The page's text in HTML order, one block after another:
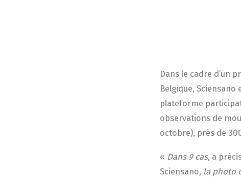
Dans le cadre d’un
Belgique, Sciensano
plateforme
observations de
octobre), près de
« Dans 9 cas, a
Sciensano, la photo